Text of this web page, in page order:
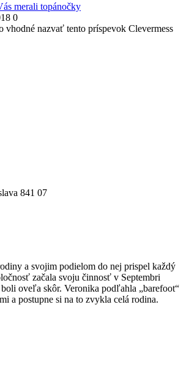
merali topánočky
0
vhodné nazvať tento príspevok Clevermess
841 07
a svojim podielom do nej prispel každý
začala svoju činnosť v Septembri
oveľa skôr. Veronika podľahla „barefoot“
a postupne si na to zvykla celá rodina.